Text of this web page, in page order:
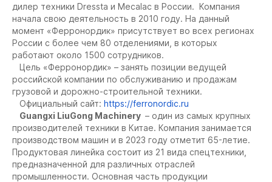
дилер техники Dressta и Mecalac в России. Компания
начала свою деятельность в 2010 году. На данный
момент «Ферронордик» присутствует во всех регионах
России с более чем 80 отделениями, в которых
работают около 1500 сотрудников.
Цель «Ферронордик» – занять позиции ведущей
российской компании по обслуживанию и продажам
грузовой и дорожно-строительной техники.
Официальный сайт: https://ferronordic.ru
Guangxi LiuGong Machinery – один из самых крупных
производителей техники в Китае. Компания занимается
производством машин и в 2023 году отметит 65-летие.
Продуктовая линейка состоит из 21 вида спецтехники,
предназначенной для различных отраслей
промышленности. Основная часть продукции